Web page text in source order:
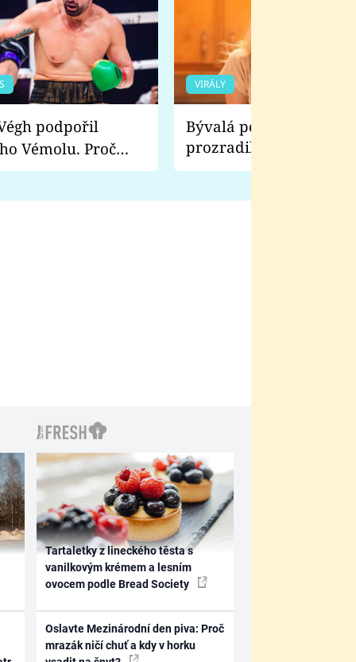
Vémolu. Proč
zápasit s ním než
VIRÁLY
Bývalá pornoherečka
prozradila, co ji
natáčení Euforie.
Tartaletky z lineckého těsta s
vanilkovým krémem a lesním
ovocem podle Bread Society
Oslavte Mezinárodní den piva: Proč
mrazák ničí chuť a kdy v horku